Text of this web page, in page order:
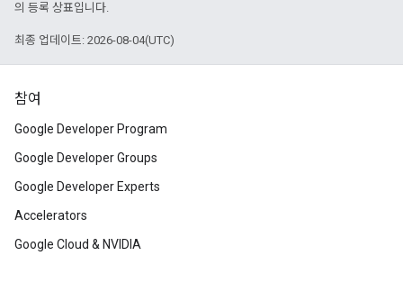
의 등록 상표입니다.
최종 업데이트: 2026-08-04(UTC)
참여
Google Developer Program
Google Developer Groups
Google Developer Experts
Accelerators
Google Cloud & NVIDIA